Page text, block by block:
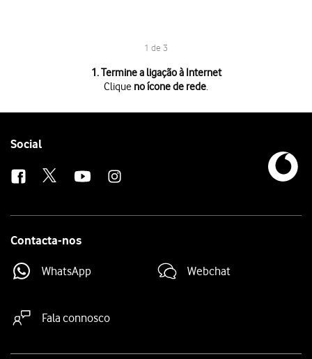
1 de 3
1. Termine a ligação à Internet
Clique no ícone de rede.
Cliqueno ícone de rede móvel.
Follow
Social
Contacta-nos
WhatsApp Webchat
Fala connosco